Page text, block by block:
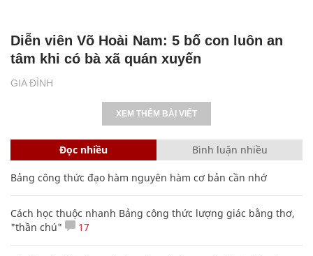
GIA ĐÌNH
Diễn viên Võ Hoài Nam: 5 bố con luôn an
tâm khi có bà xã quán xuyến
XEM THÊM BÀI VIẾT
Đọc nhiều Bình luận nhiều
Bảng công thức đạo hàm nguyên hàm cơ bản cần nhớ
Cách học thuộc nhanh Bảng công thức lượng giác bằng thơ,
"thần chú"
17